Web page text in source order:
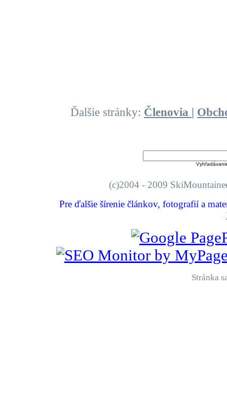
Ďalšie stránky: Členovia |
(c)2004 - 2009
Pre ďalšie šírenie článkov, fotografií a
Stránka